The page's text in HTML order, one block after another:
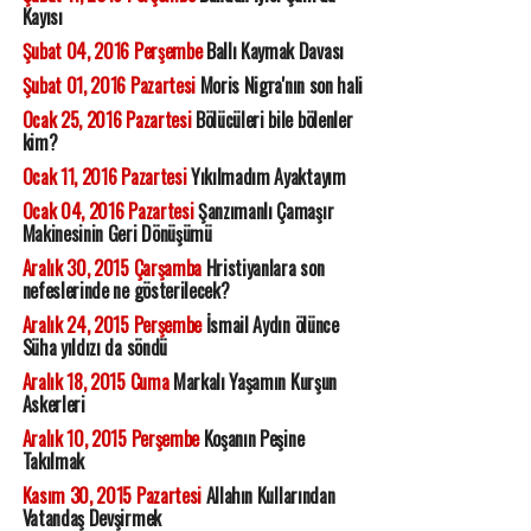
Kayısı
Şubat 04, 2016 PerşembeBallı Kaymak Davası
Şubat 01, 2016 PazartesiMoris Nigra'nın son hali
Ocak 25, 2016 PazartesiBölücüleri bile bölenler
kim?
Ocak 11, 2016 PazartesiYıkılmadım Ayaktayım
Ocak 04, 2016 PazartesiŞanzımanlı Çamaşır
Makinesinin Geri Dönüşümü
Aralık 30, 2015 ÇarşambaHristiyanlara son
nefeslerinde ne gösterilecek?
Aralık 24, 2015 Perşembeİsmail Aydın ölünce
Süha yıldızı da söndü
Aralık 18, 2015 CumaMarkalı Yaşamın Kurşun
Askerleri
Aralık 10, 2015 PerşembeKoşanın Peşine
Takılmak
Kasım 30, 2015 PazartesiAllahın Kullarından
Vatandaş Devşirmek